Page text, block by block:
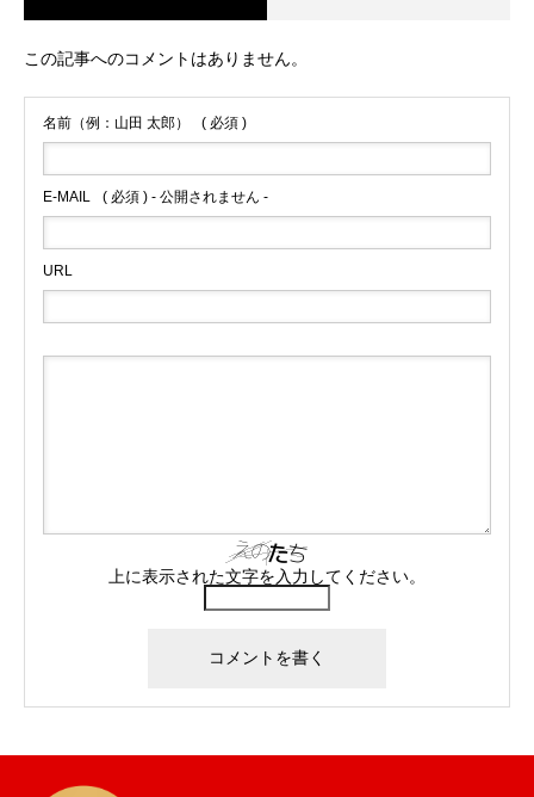
この記事へのコメントはありません。
名前（例：山田 太郎） ( 必須 )
E-MAIL ( 必須 ) - 公開されません -
URL
上に表示された文字を入力してください。